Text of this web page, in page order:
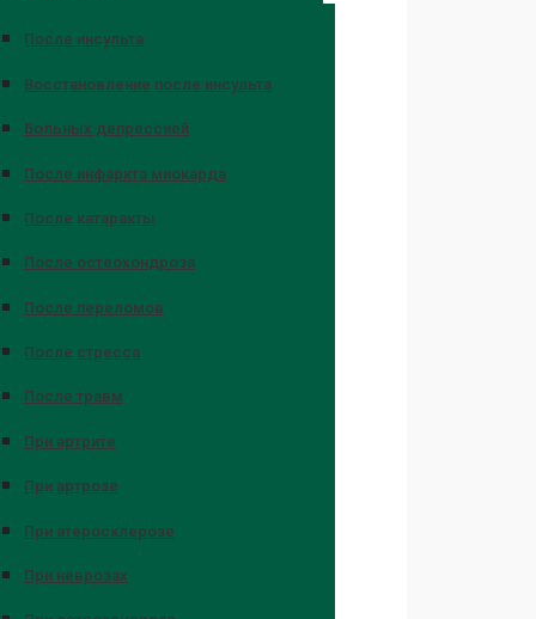
После инсульта
Восстановление после инсульта
Больных депрессией
После инфаркта миокарда
После катаракты
После остеохондроза
После переломов
После стресса
После травм
При артрите
При артрозе
При атеросклерозе
При неврозах